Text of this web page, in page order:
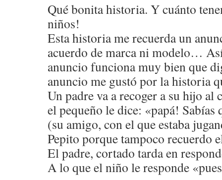
Qué bonita historia. Y cuánto
niños!
Esta historia me recuerda un
acuerdo de marca ni modelo…
anuncio funciona muy bien que
anuncio me gustó por la historia
Un padre va a recoger a su hijo al
el pequeño le dice: «papá! Sabías
(su amigo, con el que estaba
Pepito porque tampoco
El padre, cortado tarda en
A lo que el niño le responde